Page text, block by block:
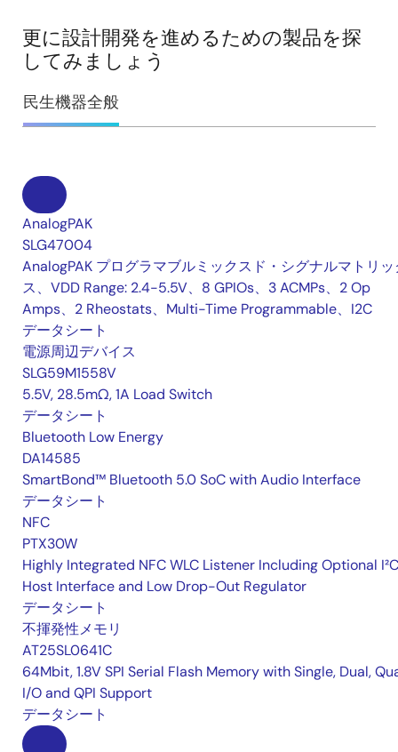
更に設計開発を進めるための製品を探
してみましょう
民生機器全般
AnalogPAK
SLG47004
AnalogPAK プログラマブルミックスド・シグナルマトリッ
ス、VDD Range: 2.4-5.5V、8 GPIOs、3 ACMPs、2 Op
Amps、2 Rheostats、Multi-Time Programmable、I2C
データシート
電源周辺デバイス
SLG59M1558V
5.5V, 28.5mΩ, 1A Load Switch
データシート
Bluetooth Low Energy
DA14585
SmartBond™ Bluetooth 5.0 SoC with Audio Interface
データシート
NFC
PTX30W
Highly Integrated NFC WLC Listener Including Optional I²C
Host Interface and Low Drop-Out Regulator
データシート
不揮発性メモリ
AT25SL0641C
64Mbit, 1.8V SPI Serial Flash Memory with Single, Dual,
I/O and QPI Support
データシート